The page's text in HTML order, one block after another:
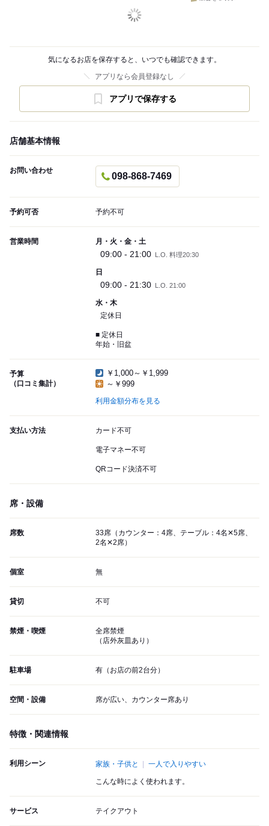
気になるお店を保存すると、いつでも確認できます。
アプリなら会員登録なし
アプリで保存する
店舗基本情報
お問い合わせ
098-868-7469
予約可否 予約不可
営業時間 月・火・金・土
09:00 - 21:00 L.O. 料理20:30
日
09:00 - 21:30 L.O. 21:00
水・木
定休日
■ 定休日
年始・旧盆
予算
（口コミ集計）
￥1,000～￥1,999
～￥999
利用金額分布を見る
支払い方法 カード不可
電子マネー不可
QRコード決済不可
席・設備
席数
33席（カウンター：4席、テーブル：4名✕5席、
2名✕2席）
個室 無
貸切 不可
禁煙・喫煙
全席禁煙
（店外灰皿あり）
駐車場 有（お店の前2台分）
空間・設備 席が広い、カウンター席あり
特徴・関連情報
利用シーン 家族・子供と 一人で入りやすい
こんな時によく使われます。
サービス テイクアウト